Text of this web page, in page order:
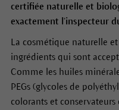
certifiée naturelle et
exactement l’inspecteur
La cosmétique naturelle
ingrédients qui sont
Comme les huiles
PEGs (glycoles de
colorants et